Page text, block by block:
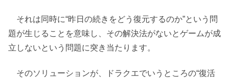
それは同時に“昨日の続きをどう復元するのか”という問
題が生じることを意味し、その解決法がないとゲームが成
立しないという問題に突き当たります。
そのソリューションが、ドラクエでいうところの“復活